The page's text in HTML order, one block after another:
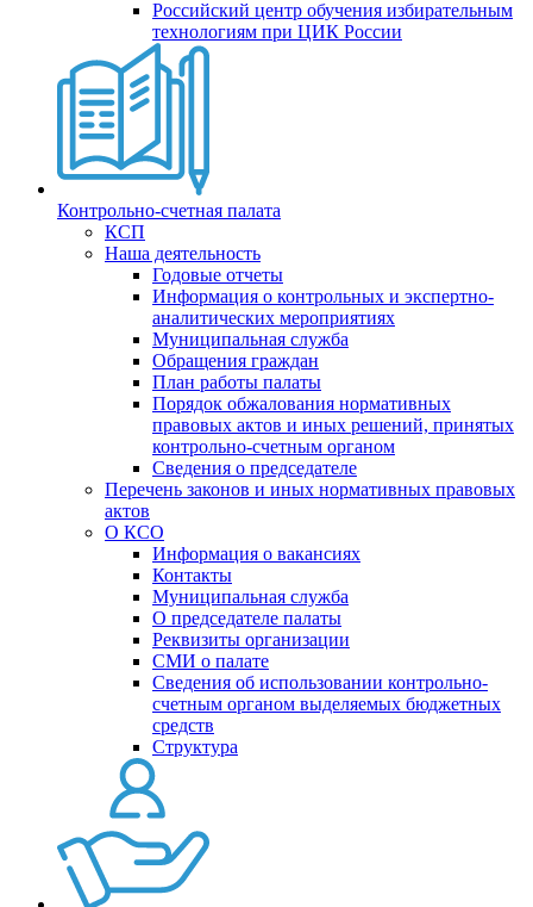
Российский центр обучения избирательным
технологиям при ЦИК России
Контрольно-счетная палата
КСП
Наша деятельность
Годовые отчеты
Информация о контрольных и экспертно-
аналитических мероприятиях
Муниципальная служба
Обращения граждан
План работы палаты
Порядок обжалования нормативных
правовых актов и иных решений, принятых
контрольно-счетным органом
Сведения о председателе
Перечень законов и иных нормативных правовых
актов
О КСО
Информация о вакансиях
Контакты
Муниципальная служба
О председателе палаты
Реквизиты организации
СМИ о палате
Сведения об использовании контрольно-
счетным органом выделяемых бюджетных
средств
Структура